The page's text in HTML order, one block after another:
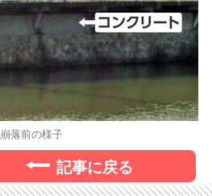
崩落前の様子
記事に戻る